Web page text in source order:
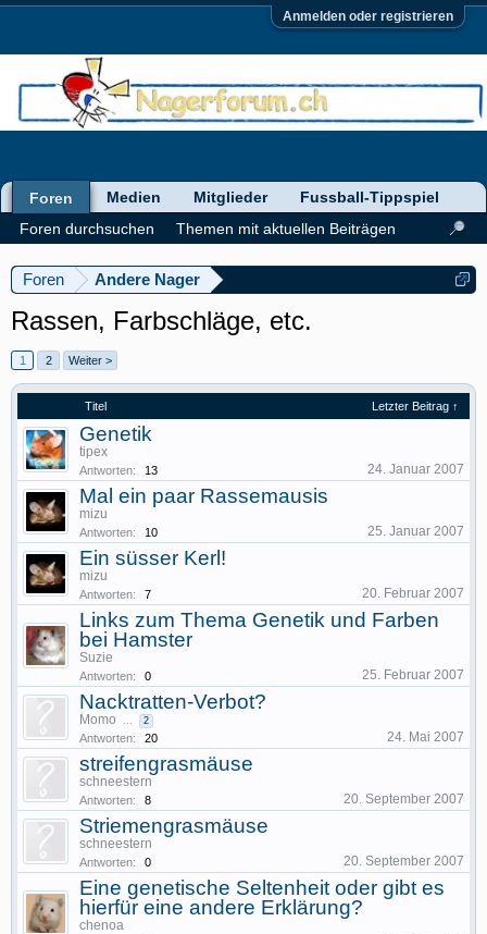
Anmelden oder registrieren
Foren Andere Nager
Rassen, Farbschläge, etc.
1 2 Weiter >
Titel Letzter Beitrag ↑
Genetik
tipex
Antworten: 13 24. Januar 2007
Mal ein paar Rassemausis
mizu
Antworten: 10 25. Januar 2007
Ein süsser Kerl!
mizu
Antworten: 7 20. Februar 2007
Links zum Thema Genetik und Farben
bei Hamster
Suzie
Antworten: 0 25. Februar 2007
Nacktratten-Verbot?
Momo ... 2
Antworten: 20 24. Mai 2007
streifengrasmäuse
schneestern
Antworten: 8 20. September 2007
Striemengrasmäuse
schneestern
Antworten: 0 20. September 2007
Eine genetische Seltenheit oder gibt es
hierfür eine andere Erklärung?
chenoa
Foren
Foren durchsuchen
Themen mit aktuellen Beiträgen
Medien Mitglieder Fussball-Tippspiel